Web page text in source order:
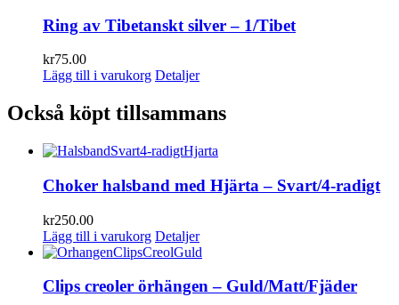
Ring av Tibetanskt silver – 1/Tibet
kr75.00
Lägg till i varukorg Detaljer
Också köpt tillsammans
Choker halsband med Hjärta – Svart/4-radigt
kr250.00
Lägg till i varukorg Detaljer
Clips creoler örhängen – Guld/Matt/Fjäder